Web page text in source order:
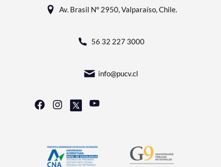
Av. Brasil N° 2950, Valparaíso, Chile.
56 32 227 3000
info@pucv.cl